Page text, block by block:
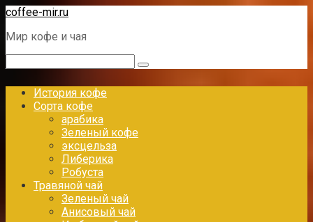
Перейти
контенту
coffee-mir.ru
Мир кофе и чая
История кофе
Сорта кофе
арабика
Зеленый кофе
эксцельза
Либерика
Робуста
Травяной чай
Зеленый чай
Анисовый чай